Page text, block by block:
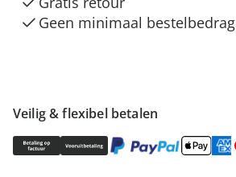
Veilig & flexibel betalen
Geen minimaal bestelbedrag